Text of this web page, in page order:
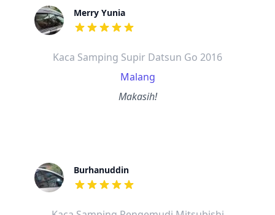
Merry Yunia
dari ulasan adalah bintang lima
Kaca Samping Supir Datsun Go 2016
Malang
Makasih!
Burhanuddin
dari ulasan adalah bintang lima